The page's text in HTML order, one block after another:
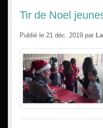
Tir de Noel
Publié le 21 déc. 2019 par